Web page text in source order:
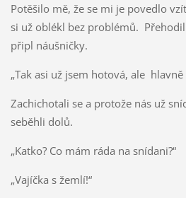
Potěšilo mě, že se mi je povedlo
si už oblékl bez problémů.
připl náušničky.
„Tak asi už jsem hotová, ale hlavně
Zachichotali se a protože nás už
seběhli dolů.
„Katko? Co mám ráda na snídani?“
„Vajíčka s žemlí!“